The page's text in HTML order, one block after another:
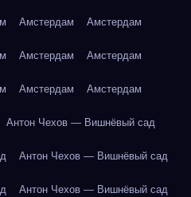
Амстердам Амстердам
Амстердам Амстердам
Амстердам Амстердам
Антон Чехов — Вишнёвый сад
Антон Чехов — Вишнёвый сад
Антон Чехов — Вишнёвый сад